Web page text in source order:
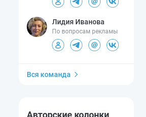
Лидия Иванова
По вопросам рекламы
Вся команда
Авторские колонки